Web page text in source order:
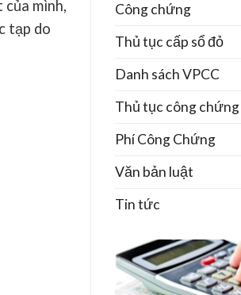
mình,
tạp do
Công chứng
Thủ tục cấp sổ đỏ
Danh sách VPCC
Thủ tục công chứng
Phí Công Chứng
Văn bản luật
Tin tức